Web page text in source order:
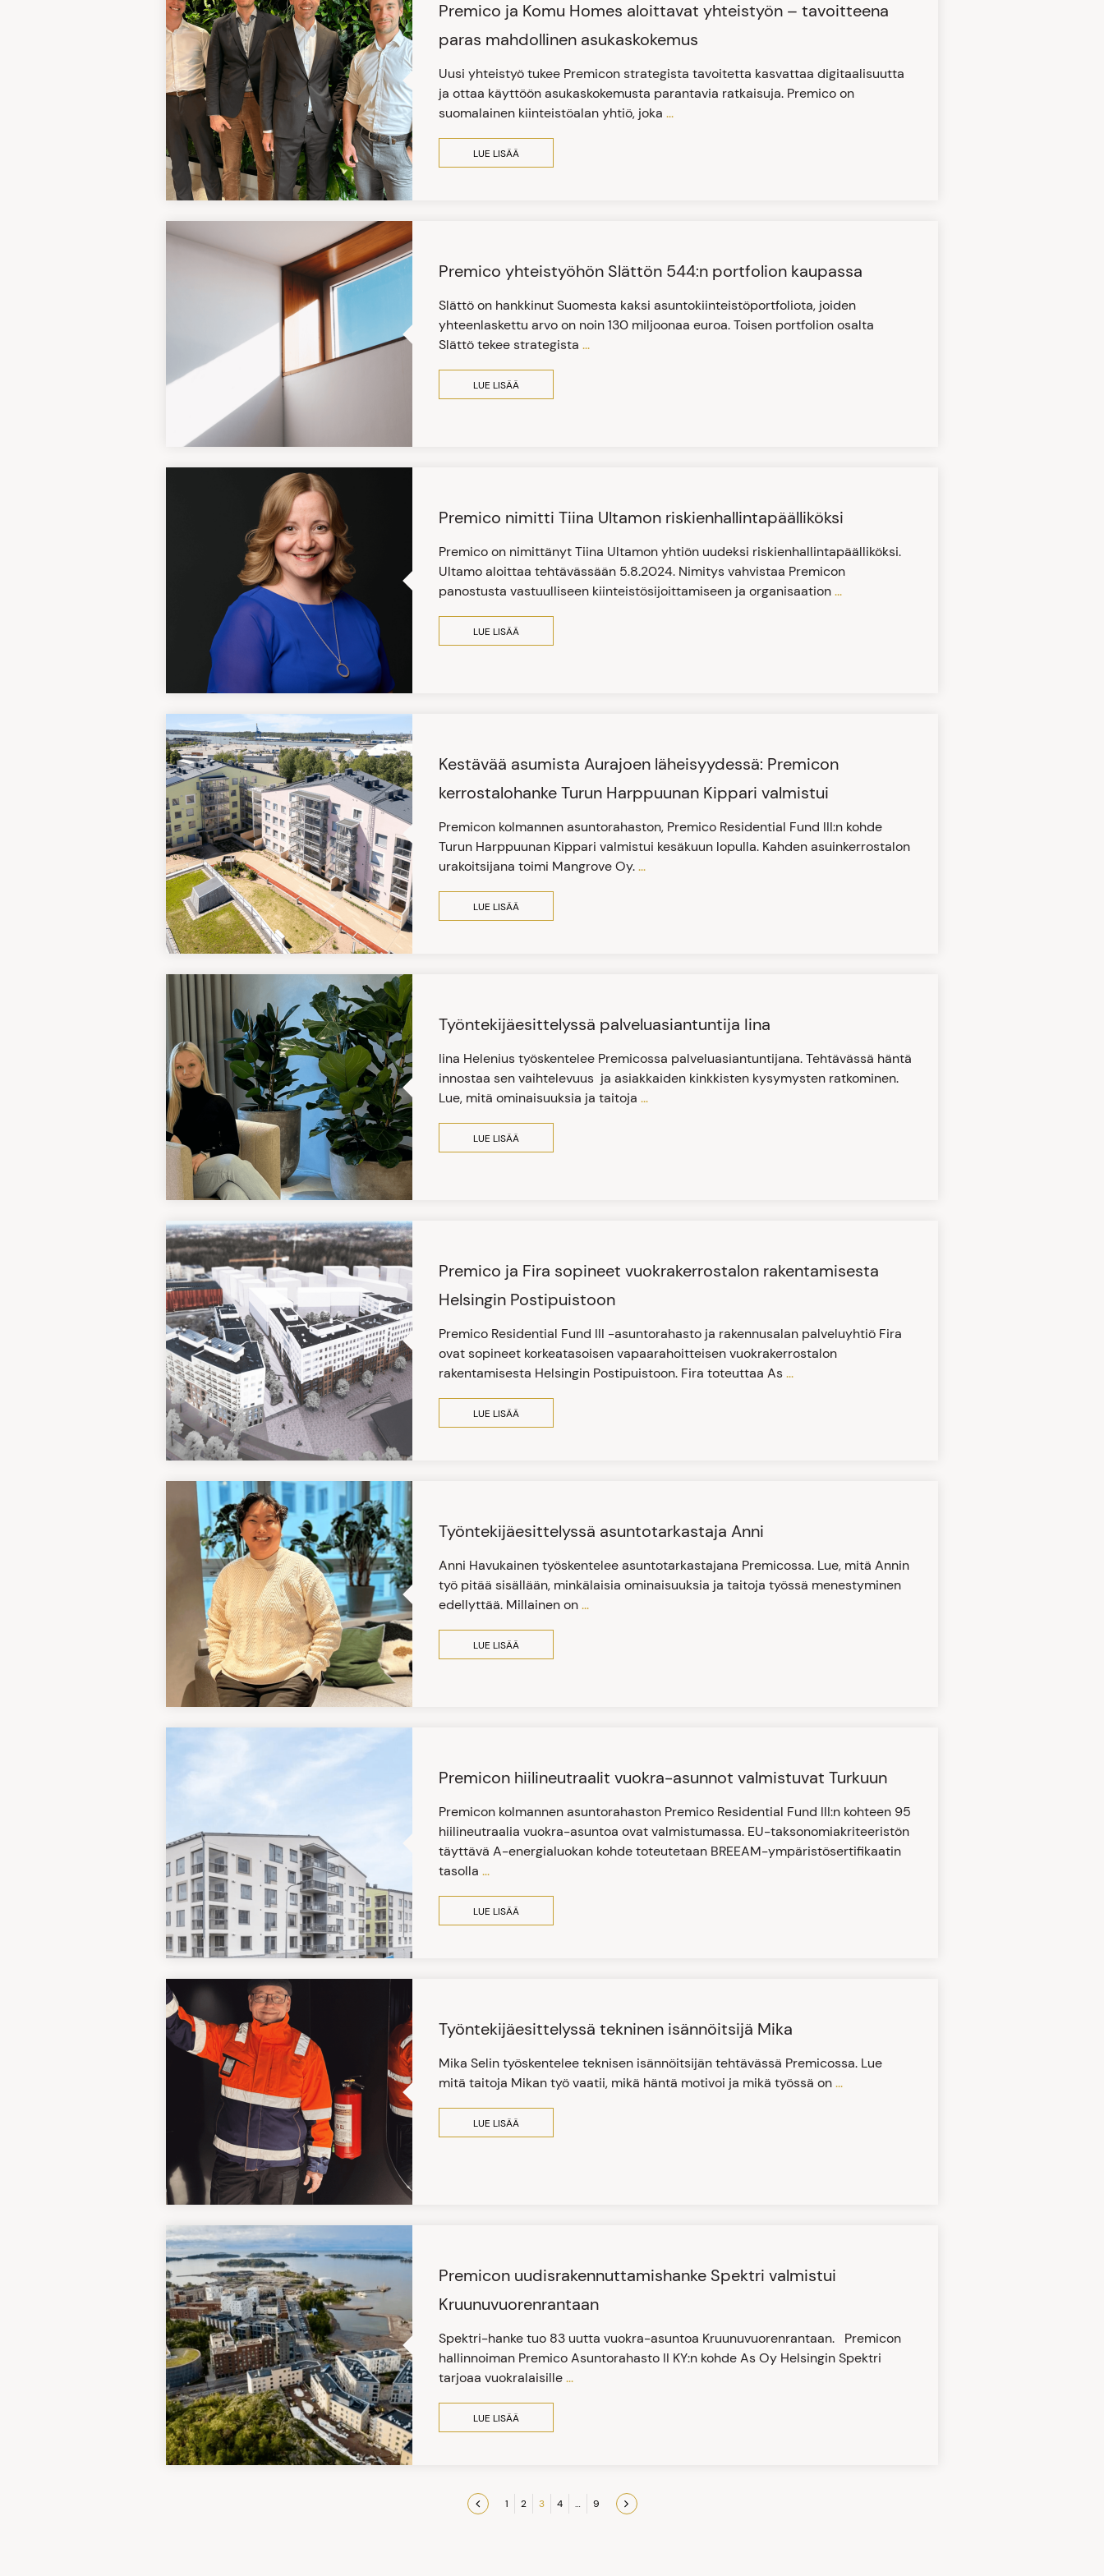
Premico ja Komu Homes aloittavat yhteistyön – tavoitteena
paras mahdollinen asukaskokemus
Uusi yhteistyö tukee Premicon strategista tavoitetta kasvattaa digitaalisuutta
ja ottaa käyttöön asukaskokemusta parantavia ratkaisuja. Premico on
suomalainen kiinteistöalan yhtiö, joka ...
LUE LISÄÄ
Premico yhteistyöhön Slättön 544:n portfolion kaupassa
Slättö on hankkinut Suomesta kaksi asuntokiinteistöportfoliota, joiden
yhteenlaskettu arvo on noin 130 miljoonaa euroa. Toisen portfolion osalta
Slättö tekee strategista ...
LUE LISÄÄ
Premico nimitti Tiina Ultamon riskienhallintapäälliköksi
Premico on nimittänyt Tiina Ultamon yhtiön uudeksi riskienhallintapäälliköksi.
Ultamo aloittaa tehtävässään 5.8.2024. Nimitys vahvistaa Premicon
panostusta vastuulliseen kiinteistösijoittamiseen ja organisaation...
LUE LISÄÄ
Kestävää asumista Aurajoen läheisyydessä: Premicon
kerrostalohanke Turun Harppuunan Kippari valmistui
Premicon kolmannen asuntorahaston, Premico Residential Fund III:n kohde
Turun Harppuunan Kippari valmistui kesäkuun lopulla. Kahden asuinkerrostalon
urakoitsijana toimi Mangrove Oy....
LUE LISÄÄ
Työntekijäesittelyssä palveluasiantuntija Iina
Iina Helenius työskentelee Premicossa palveluasiantuntijana. Tehtävässä häntä
innostaa sen vaihtelevuus ja asiakkaiden kinkkisten kysymysten ratkominen.
Lue, mitä ominaisuuksia ja taitoja ...
LUE LISÄÄ
Premico ja Fira sopineet vuokrakerrostalon rakentamisesta
Helsingin Postipuistoon
Premico Residential Fund III -asuntorahasto ja rakennusalan palveluyhtiö Fira
ovat sopineet korkeatasoisen vapaarahoitteisen vuokrakerrostalon
rakentamisesta Helsingin Postipuistoon. Fira toteuttaa As...
LUE LISÄÄ
Työntekijäesittelyssä asuntotarkastaja Anni
Anni Havukainen työskentelee asuntotarkastajana Premicossa. Lue, mitä Annin
työ pitää sisällään, minkälaisia ominaisuuksia ja taitoja työssä menestyminen
edellyttää. Millainen on...
LUE LISÄÄ
Premicon hiilineutraalit vuokra-asunnot valmistuvat Turkuun
Premicon kolmannen asuntorahaston Premico Residential Fund III:n kohteen 95
hiilineutraalia vuokra-asuntoa ovat valmistumassa. EU-taksonomiakriteeristön
täyttävä A-energialuokan kohde toteutetaan BREEAM-ympäristösertifikaatin
tasolla ...
LUE LISÄÄ
Työntekijäesittelyssä tekninen isännöitsijä Mika
Mika Selin työskentelee teknisen isännöitsijän tehtävässä Premicossa. Lue
mitä taitoja Mikan työ vaatii, mikä häntä motivoi ja mikä työssä on...
LUE LISÄÄ
Premicon uudisrakennuttamishanke Spektri valmistui
Kruunuvuorenrantaan
Spektri-hanke tuo 83 uutta vuokra-asuntoa Kruunuvuorenrantaan. Premicon
hallinnoiman Premico Asuntorahasto II KY:n kohde As Oy Helsingin Spektri
tarjoaa vuokralaisille...
LUE LISÄÄ
1 2 3 4 …
9